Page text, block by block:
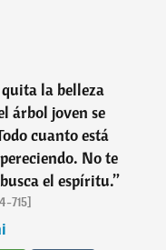
quita la belleza
árbol joven se
cuanto está
No te
el espíritu.”
715]